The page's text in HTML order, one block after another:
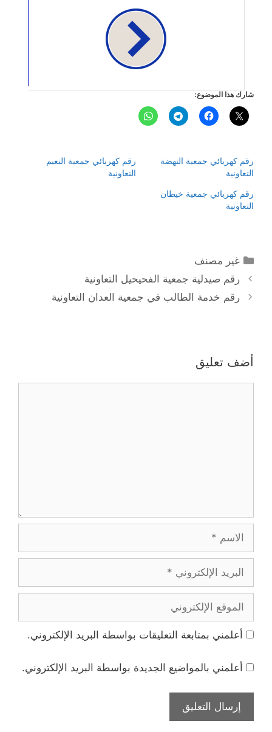
شارك هذا الموضوع:
رقم كهربائي جمعية النهضة
التعاونية
رقم كهربائي جمعية النعيم
التعاونية
رقم كهربائي جمعية خيطان
التعاونية
التصنيفات
غير مصنف
رقم صيدلية جمعية الفحيحيل التعاونية
رقم خدمة الطالب في جمعية العدان التعاونية
أضف تعليق
الاسم
البريد
الإلكتروني
الموقع
الإلكتروني
أعلمني بمتابعة التعليقات بواسطة البريد الإلكتروني.
أعلمني بالمواضيع الجديدة بواسطة البريد الإلكتروني.